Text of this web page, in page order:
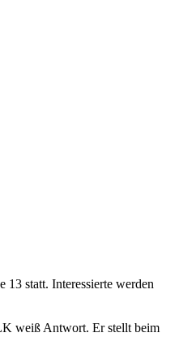
statt. Interessierte werden
weiß Antwort. Er stellt beim